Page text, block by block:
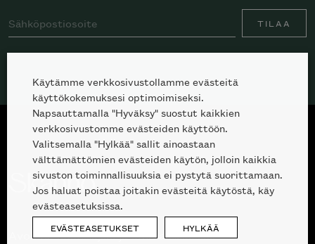
TILAA
Avoinna kuluttajille ja ammattilaisille:
Käytämme verkkosivustollamme evästeitä
käyttökokemuksesi optimoimiseksi.
Napsauttamalla "Hyväksy" suostut kaikkien
verkkosivustomme evästeiden käyttöön.
Valitsemalla "Hylkää" sallit ainoastaan
välttämättömien evästeiden käytön, jolloin kaikkia
sivuston toiminnallisuuksia ei pystytä suorittamaan.
Jos haluat poistaa joitakin evästeitä käytöstä, käy
evästeasetuksissa.
EVÄSTEASETUKSET HYLKÄÄ